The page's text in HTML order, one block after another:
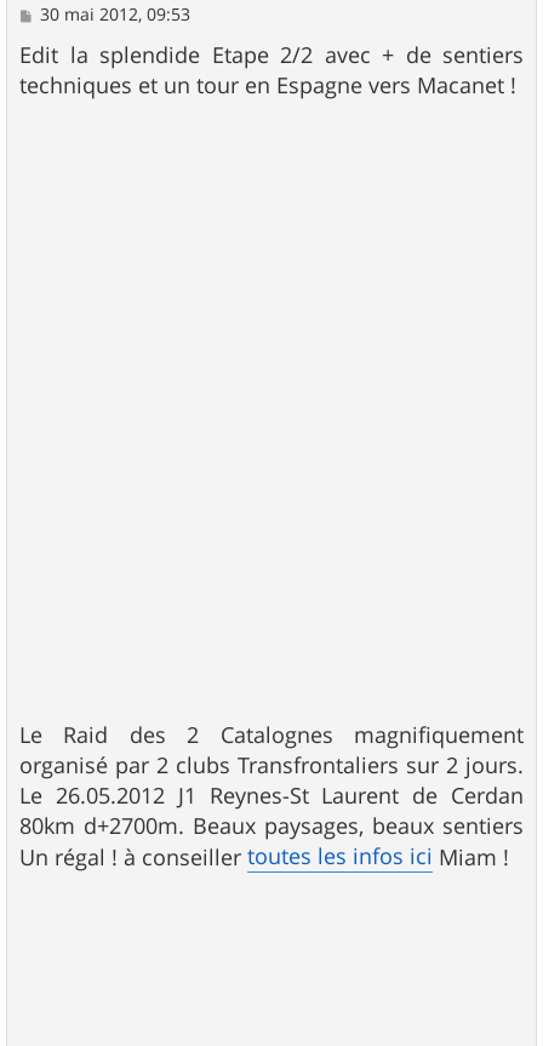
M
s
s
a
30 mai 2012, 09:53
Edit la splendide Etape 2/2 avec + de sentiers
techniques et un tour en Espagne vers Macanet !
Le Raid des 2 Catalognes magnifiquement
organisé par 2 clubs Transfrontaliers sur 2 jours.
Le 26.05.2012 J1 Reynes-St Laurent de Cerdan
80km d+2700m. Beaux paysages, beaux sentiers
Un régal ! à conseiller toutes les infos ici Miam !